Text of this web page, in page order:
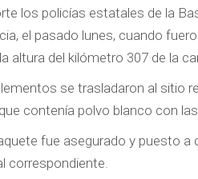
los policías estatales de la
el pasado lunes, cuando
altura del kilómetro 307 de la
se trasladaron al sitio
contenía polvo blanco con
fue asegurado y puesto a
correspondiente.